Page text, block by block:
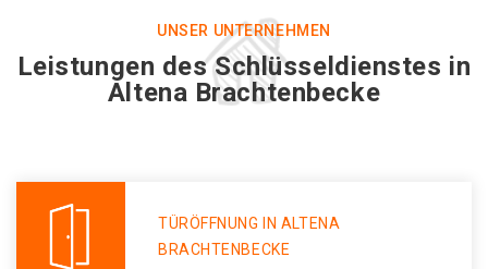
UNSER UNTERNEHMEN
Leistungen des Schlüsseldienstes in
Altena Brachtenbecke
TÜRÖFFNUNG IN ALTENA
BRACHTENBECKE